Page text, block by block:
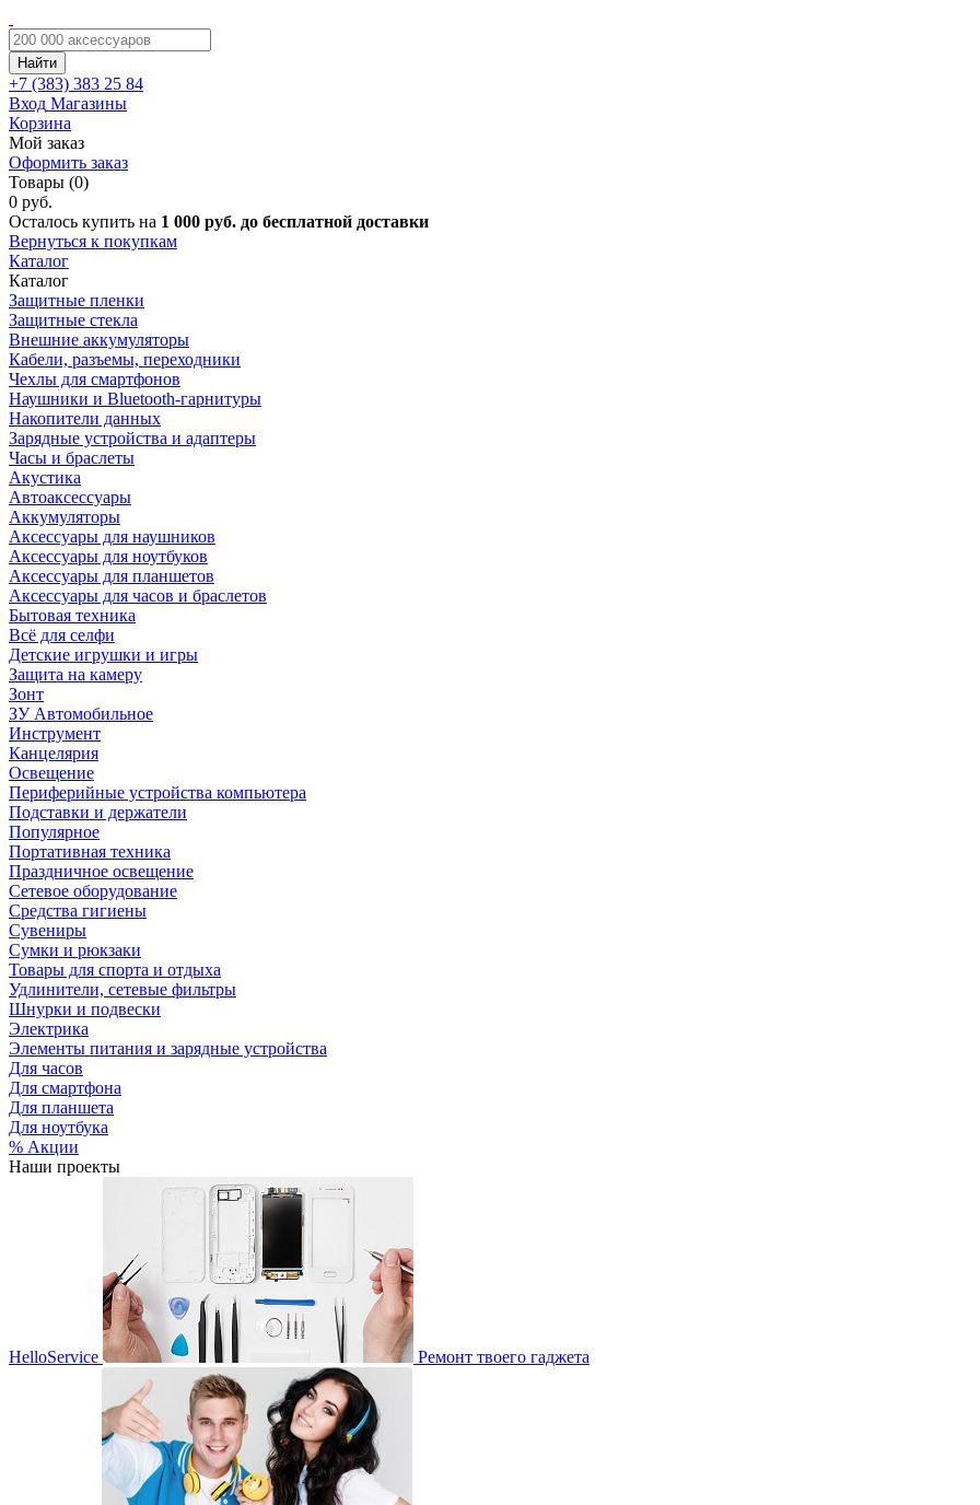
Найти
+7 (383) 383 25 84
Вход Магазины
Корзина
Мой заказ
Оформить заказ
Товары (0)
0 руб.
Осталось купить на 1 000 руб. до бесплатной доставки
Вернуться к покупкам
Каталог
Каталог
Защитные пленки
Защитные стекла
Внешние аккумуляторы
Кабели, разъемы, переходники
Чехлы для смартфонов
Наушники и Bluetooth-гарнитуры
Накопители данных
Зарядные устройства и адаптеры
Часы и браслеты
Акустика
Автоаксессуары
Аккумуляторы
Аксессуары для наушников
Аксессуары для ноутбуков
Аксессуары для планшетов
Аксессуары для часов и браслетов
Бытовая техника
Всё для селфи
Детские игрушки и игры
Защита на камеру
Зонт
ЗУ Автомобильное
Инструмент
Канцелярия
Освещение
Периферийные устройства компьютера
Подставки и держатели
Популярное
Портативная техника
Праздничное освещение
Сетевое оборудование
Средства гигиены
Сувениры
Сумки и рюкзаки
Товары для спорта и отдыха
Удлинители, сетевые фильтры
Шнурки и подвески
Электрика
Элементы питания и зарядные устройства
Для часов
Для смартфона
Для планшета
Для ноутбука
% Акции
Наши проекты
HelloService Ремонт твоего гаджета